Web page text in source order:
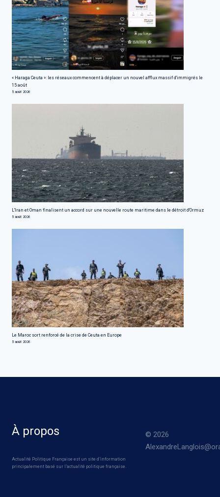
« Haraga Ceuta »: les réseaux commencent à déplacer un nouvel afflux massif d'immigrés le
15 août
5 août 2026
L'Iran et Oman finalisent un accord sur une nouvelle route maritime dans le détroit d'Ormuz
5 août 2026
Le Maroc sort renforcé de la crise de Ceuta en Europe
5 août 2026
À propos
Actualité Politique Française est un site d’information
principalement basé sur l’actualité politique française.
© 2026